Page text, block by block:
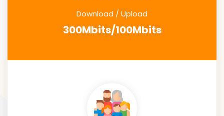
Download / Upload
300Mbits/100Mbits